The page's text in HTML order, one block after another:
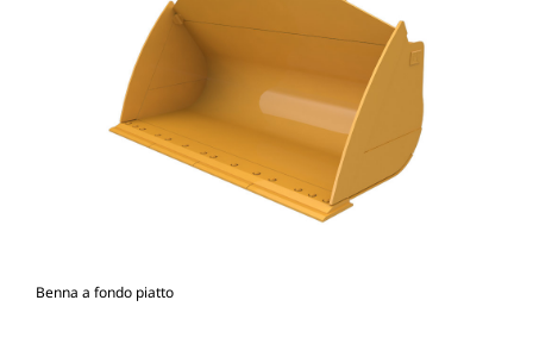
Benna a fondo piatto